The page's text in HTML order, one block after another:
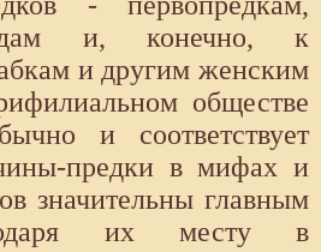
и, конечно, к
и другим женским
обществе
и соответствует
предки в мифах и
значительны главным
их месту в